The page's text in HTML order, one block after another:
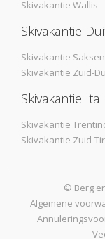
Skivakantie Wallis
Skivakantie
Skivakantie Saksen
Skivakantie Zuid-
Skivakantie
Skivakantie
Skivakantie Zuid-
© Berg
Algemene